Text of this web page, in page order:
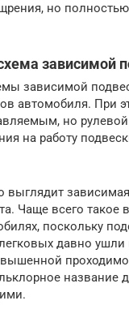
но
зависимой
зависимой
автомобиля. При
но
на работу
выглядит
Чаще всего такое
поскольку
давно
название